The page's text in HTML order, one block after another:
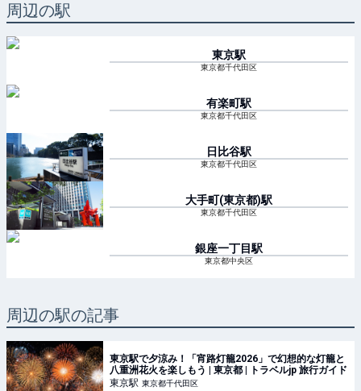
周辺の駅
東京駅
東京都千代田区
有楽町駅
東京都千代田区
日比谷駅
東京都千代田区
大手町(東京都)駅
東京都千代田区
銀座一丁目駅
東京都中央区
周辺の駅の記事
東京駅で夕涼み！「宵路灯籠2026」で幻想的な灯籠と
八重洲花火を楽しもう | 東京都 | トラベルjp 旅行ガイド
東京駅 東京都千代田区